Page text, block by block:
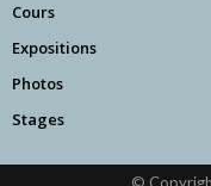
Cours
Expositions
Photos
Stages